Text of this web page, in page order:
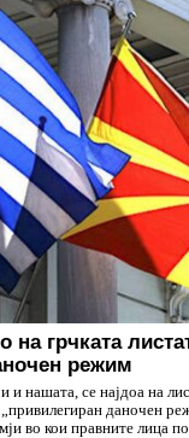
на грчката
режим
и нашата, се најдоа на
даночен
во кои правните лица